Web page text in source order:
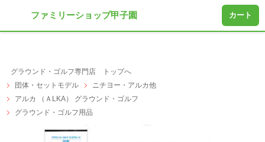
グラウンド・ゴルフ専門店 トップへ
団体・セットモデル
ニチヨー・アルカ他
アルカ （ＡLKA） グラウンド・ゴルフ
グラウンド・ゴルフ用品
ファミリーショップ甲子園 カート